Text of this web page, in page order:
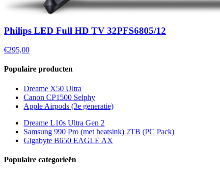
Philips LED Full HD TV 32PFS6805/12
€295,00
Populaire producten
Dreame X50 Ultra
Canon CP1500 Selphy
Apple Airpods (3e generatie)
Dreame L10s Ultra Gen 2
Samsung 990 Pro (met heatsink) 2TB (PC Pack)
Gigabyte B650 EAGLE AX
Populaire categorieën